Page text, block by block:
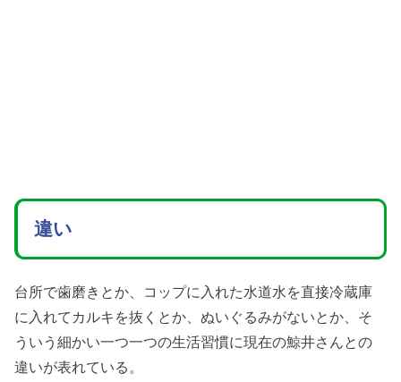
違い
台所で歯磨きとか、コップに入れた水道水を直接冷蔵庫
に入れてカルキを抜くとか、ぬいぐるみがないとか、そ
ういう細かい一つ一つの生活習慣に現在の鯨井さんとの
違いが表れている。